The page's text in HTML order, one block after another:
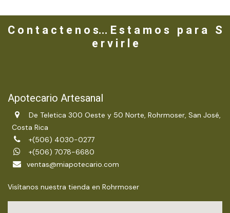
C o n t a c t e n o s... E s t a m o s p a r a S
e r v i r l e
Apotecario Artesanal
De Teletica 300 Oeste y 50 Norte, Rohrmoser, San José,
Costa Rica
+(506) 4030-0277
+(506) 7078-6680
ventas@miapotecario.com
Visítanos nuestra tienda en Rohrmoser